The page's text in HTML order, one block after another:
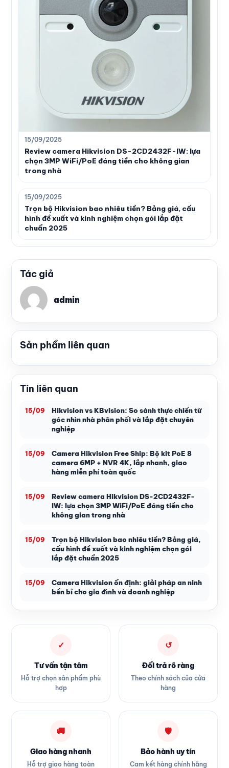
15/09/2025
Review camera Hikvision DS-2CD2432F-IW: lựa
chọn 3MP WiFi/PoE đáng tiền cho không gian
trong nhà
15/09/2025
Trọn bộ Hikvision bao nhiêu tiền? Bảng giá, cấu
hình đề xuất và kinh nghiệm chọn gói lắp đặt
chuẩn 2025
Tác giả
admin
Sản phẩm liên quan
Tin liên quan
15/09
Hikvision vs KBvision: So sánh thực chiến từ
góc nhìn nhà phân phối và lắp đặt chuyên
nghiệp
15/09
Camera Hikvision Free Ship: Bộ kit PoE 8
camera 6MP + NVR 4K, lắp nhanh, giao
hàng miễn phí toàn quốc
15/09
Review camera Hikvision DS-2CD2432F-
IW: lựa chọn 3MP WiFi/PoE đáng tiền cho
không gian trong nhà
15/09
Trọn bộ Hikvision bao nhiêu tiền? Bảng giá,
cấu hình đề xuất và kinh nghiệm chọn gói
lắp đặt chuẩn 2025
15/09
Camera Hikvision ổn định: giải pháp an ninh
bền bỉ cho gia đình và doanh nghiệp
✓
Tư vấn tận tâm
Hỗ trợ chọn sản phẩm phù
hợp
↺
Đổi trả rõ ràng
Theo chính sách của cửa
hàng
🚚
Giao hàng nhanh
Hỗ trợ giao hàng toàn
🛡
Bảo hành uy tín
Cam kết hàng chính hãng